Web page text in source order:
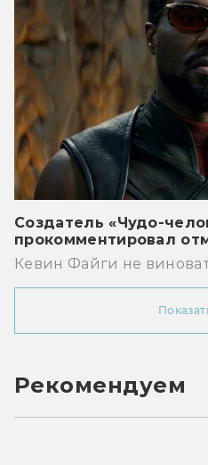
Создатель «Чудо-
прокомментировал
Кевин Файги не
Рекомендуем